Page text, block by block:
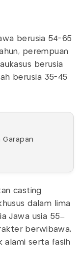
berusia 54-65
perempuan
berusia
berusia 35-45
Garapan
casting
dalam lima
Jawa usia 55–
berwibawa,
alami serta fasih